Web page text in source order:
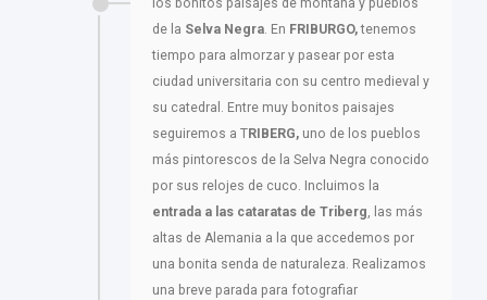
los bonitos paisajes de montaña y pueblos
de la Selva Negra. En FRIBURGO,tenemos
tiempo para almorzar y pasear por esta
ciudad universitaria con su centro medieval y
su catedral. Entre muy bonitos paisajes
seguiremos a TRIBERG, uno de los pueblos
más pintorescos de la Selva Negra conocido
por sus relojes de cuco. Incluimos la
entrada a las cataratas de Triberg, las más
altas de Alemania a la que accedemos por
una bonita senda de naturaleza. Realizamos
una breve parada para fotografiar